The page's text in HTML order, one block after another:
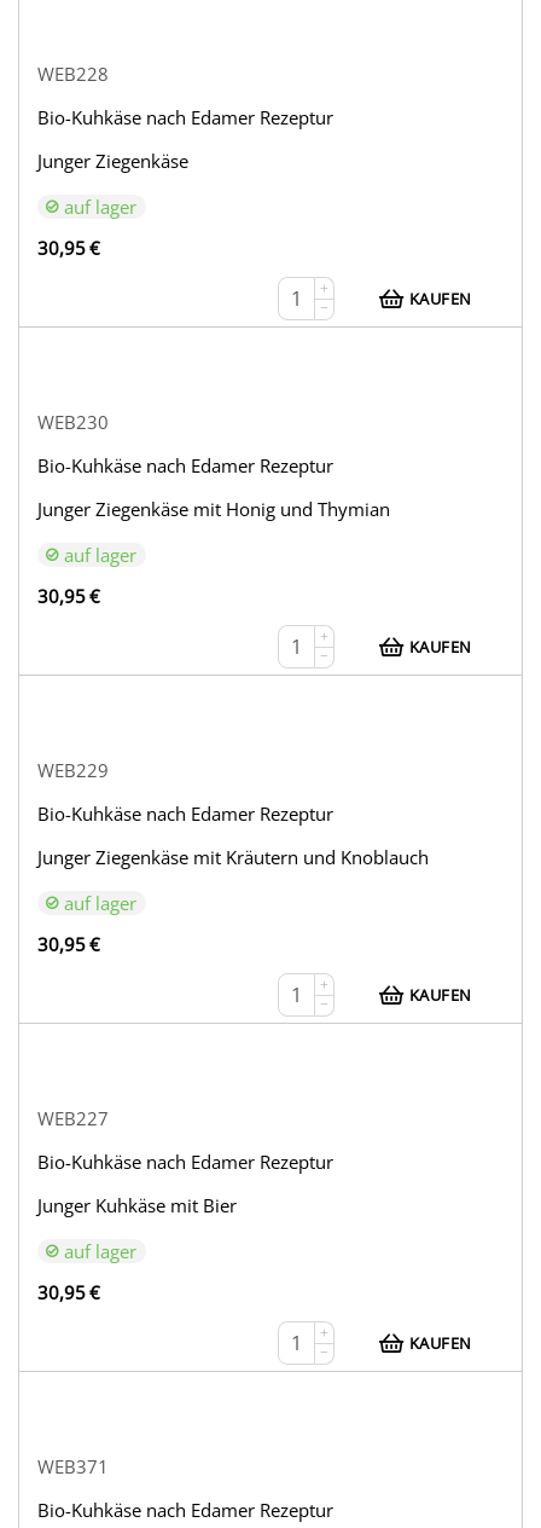
WEB228
Bio-Kuhkäse nach Edamer Rezeptur
Junger Ziegenkäse
auf lager
30,95€
+
−
KAUFEN
WEB230
Bio-Kuhkäse nach Edamer Rezeptur
Junger Ziegenkäse mit Honig und Thymian
auf lager
30,95€
+
−
KAUFEN
WEB229
Bio-Kuhkäse nach Edamer Rezeptur
Junger Ziegenkäse mit Kräutern und Knoblauch
auf lager
30,95€
+
−
KAUFEN
WEB227
Bio-Kuhkäse nach Edamer Rezeptur
Junger Kuhkäse mit Bier
auf lager
30,95€
+
−
KAUFEN
WEB371
Bio-Kuhkäse nach Edamer Rezeptur